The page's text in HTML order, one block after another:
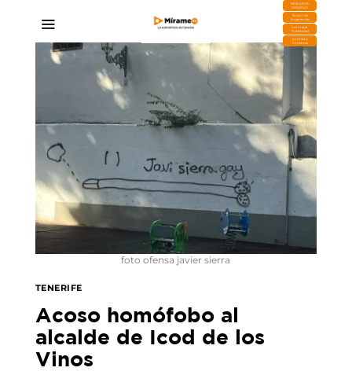
DESCARGA
MIRAPLAY
Buzón de
Sugerencias
Contratar
Publicidad
Contacto
Comercial
foto ofensa javier sierra
TENERIFE
Acoso homófobo al
alcalde de Icod de los
Vinos